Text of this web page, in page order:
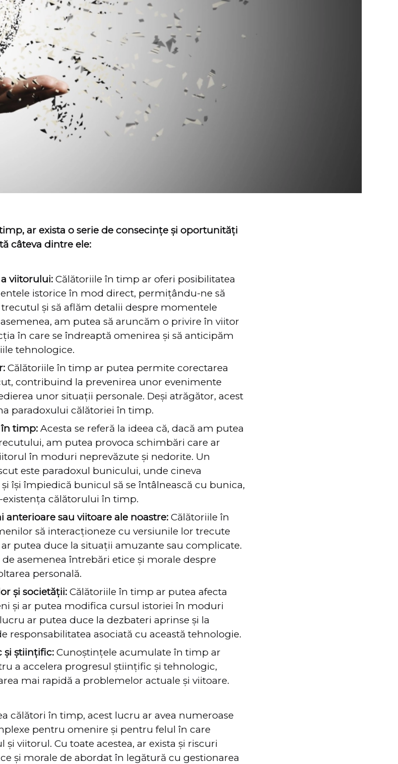
ar exista o serie de consecințe și oportunități
câteva dintre ele:
viitorului: Călătoriile în timp ar oferi posibilitatea
istorice în mod direct, permițându-ne să
și să aflăm detalii despre momentele
am putea să aruncăm o privire în viitor
în care se îndreaptă omenirea și să anticipăm
tehnologice.
Călătoriile în timp ar putea permite corectarea
contribuind la prevenirea unor evenimente
unor situații personale. Deși atrăgător, acest
paradoxului călătoriei în timp.
în timp: Acesta se referă la ideea că, dacă am putea
am putea provoca schimbări care ar
în moduri neprevăzute și nedorite. Un
este paradoxul bunicului, unde cineva
își împiedică bunicul să se întâlnească cu bunica,
existența călătorului în timp.
anterioare sau viitoare ale noastre: Călătoriile în
să interacționeze cu versiunile lor trecute
ar putea duce la situații amuzante sau complicate.
asemenea întrebări etice și morale despre
personală.
și societății: Călătoriile în timp ar putea afecta
și ar putea modifica cursul istoriei în moduri
ar putea duce la dezbateri aprinse și la
responsabilitatea asociată cu această tehnologie.
și științific: Cunoștințele acumulate în timp ar
a accelera progresul științific și tehnologic,
mai rapidă a problemelor actuale și viitoare.
călători în timp, acest lucru ar avea numeroase
pentru omenire și pentru felul în care
viitorul. Cu toate acestea, ar exista și riscuri
și morale de abordat în legătură cu gestionarea